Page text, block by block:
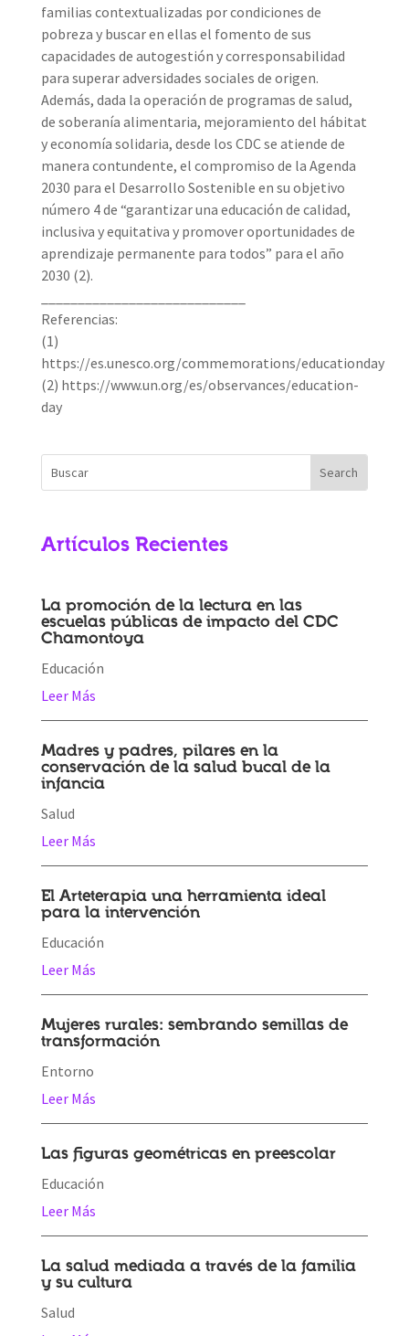
familias contextualizadas por condiciones de
pobreza y buscar en ellas el fomento de sus
capacidades de autogestión y corresponsabilidad
para superar adversidades sociales de origen.
Además, dada la operación de programas de salud,
de soberanía alimentaria, mejoramiento del hábitat
y economía solidaria, desde los CDC se atiende de
manera contundente, el compromiso de la Agenda
2030 para el Desarrollo Sostenible en su objetivo
número 4 de “garantizar una educación de calidad,
inclusiva y equitativa y promover oportunidades de
aprendizaje permanente para todos” para el año
2030 (2).
Referencias:
(1)
https://es.unesco.org/commemorations/educationday
(2) https://www.un.org/es/observances/education-
day
Artículos Recientes
La promoción de la lectura en las
escuelas públicas de impacto del CDC
Chamontoya
Educación
Leer Más
Madres y padres, pilares en la
conservación de la salud bucal de la
infancia
Salud
Leer Más
El Arteterapia una herramienta ideal
para la intervención
Educación
Leer Más
Mujeres rurales: sembrando semillas de
transformación
Entorno
Leer Más
Las figuras geométricas en preescolar
Educación
Leer Más
La salud mediada a través de la familia
y su cultura
Salud